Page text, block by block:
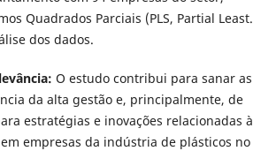
Quadrados Parciais (PLS, Partial Least.
dos dados.
O estudo contribui para sanar as
da alta gestão e, principalmente, de
estratégias e inovações relacionadas à
empresas da indústria de plásticos no